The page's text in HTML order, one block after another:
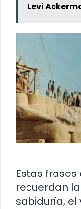
Levi
Estas frases
recuerdan
sabiduría, el